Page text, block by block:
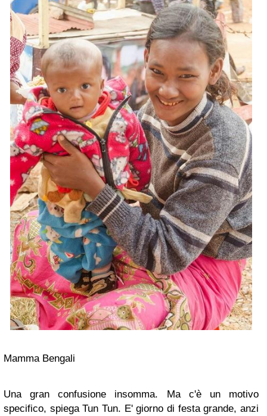
Mamma Bengali
Una gran confusione insomma. Ma c'è un motivo
specifico, spiega Tun Tun. E' giorno di festa grande, anzi